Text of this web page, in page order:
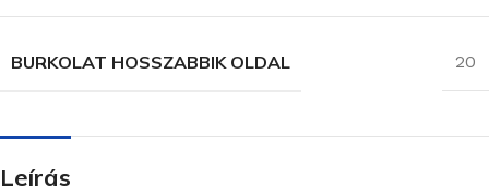
BURKOLAT HOSSZABBIK OLDAL 20
Leírás